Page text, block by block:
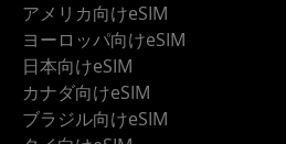
アメリカ向けeSIM
ヨーロッパ向けeSIM
日本向けeSIM
カナダ向けeSIM
ブラジル向けeSIM